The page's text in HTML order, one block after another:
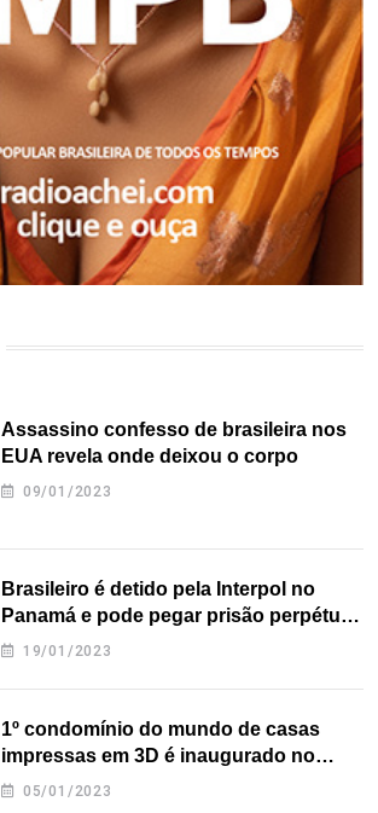
Assassino confesso de brasileira nos
EUA revela onde deixou o corpo
09/01/2023
Brasileiro é detido pela Interpol no
Panamá e pode pegar prisão perpétua
nos EUA
19/01/2023
1º condomínio do mundo de casas
impressas em 3D é inaugurado no
Texas
05/01/2023